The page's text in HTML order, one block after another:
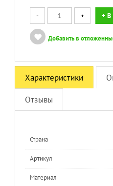
- + + В
Добавить в
Характеристики
Отзывы
Страна
Артикул
Материал